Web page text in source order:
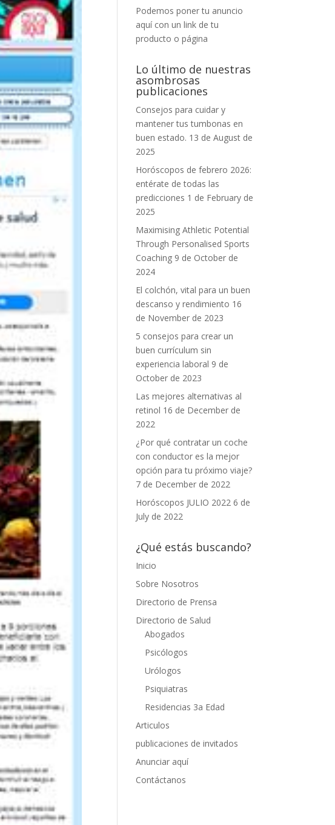
Podemos poner tu anuncio
aquí con un link de tu
producto o página
Lo último de nuestras
asombrosas
publicaciones
Consejos para cuidar y
mantener tus tumbonas en
buen estado. 13 de August de
2025
Horóscopos de febrero 2026:
entérate de todas las
predicciones 1 de February de
2025
Maximising Athletic Potential
Through Personalised Sports
Coaching 9 de October de
2024
El colchón, vital para un buen
descanso y rendimiento 16
de November de 2023
5 consejos para crear un
buen currículum sin
experiencia laboral 9 de
October de 2023
Las mejores alternativas al
retinol 16 de December de
2022
¿Por qué contratar un coche
con conductor es la mejor
opción para tu próximo viaje?
7 de December de 2022
Horóscopos JULIO 2022 6 de
July de 2022
¿Qué estás buscando?
Inicio
Sobre Nosotros
Directorio de Prensa
Directorio de Salud
Abogados
Psicólogos
Urólogos
Psiquiatras
Residencias 3a Edad
Articulos
publicaciones de invitados
Anunciar aquí
Contáctanos